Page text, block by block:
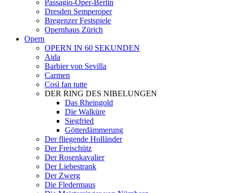
Passagio-Oper-Berlin
Dresden Semperoper
Bregenzer Festspiele
Opernhaus Zürich
Opern
OPERN IN 60 SEKUNDEN
Aida
Barbier von Sevilla
Carmen
Così fan tutte
DER RING DES NIBELUNGEN
Das Rheingold
Die Walküre
Siegfried
Götterdämmerung
Der fliegende Holländer
Der Freischütz
Der Rosenkavalier
Der Liebestrank
Der Zwerg
Die Fledermaus